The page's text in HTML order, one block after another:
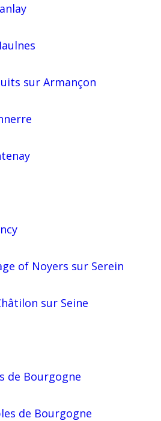
sur Armançon
of Noyers sur Serein
sur Seine
de Bourgogne
de Bourgogne